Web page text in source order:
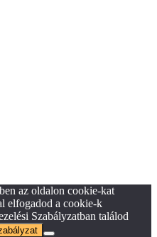
az oldalon cookie-kat
elfogadod a cookie-k
Szabályzatban találod